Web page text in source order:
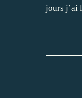
jours j’ai